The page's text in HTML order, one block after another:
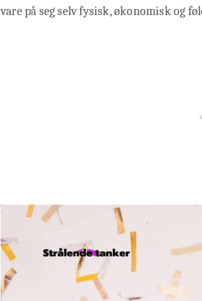
vare på seg selv fysisk, økonomisk og